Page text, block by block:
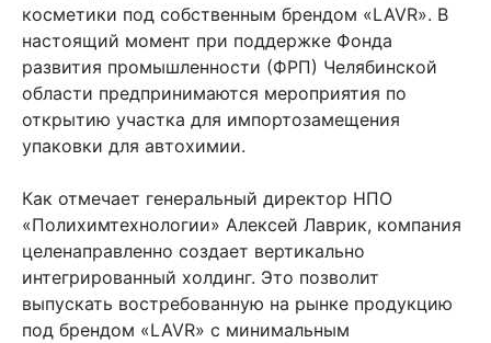
косметики под собственным брендом «LAVR». В
настоящий момент при поддержке Фонда
развития промышленности (ФРП) Челябинской
области предпринимаются мероприятия по
открытию участка для импортозамещения
упаковки для автохимии.
Как отмечает генеральный директор НПО
«Полихимтехнологии» Алексей Лаврик, компания
целенаправленно создает вертикально
интегрированный холдинг. Это позволит
выпускать востребованную на рынке продукцию
под брендом «LAVR» с минимальным